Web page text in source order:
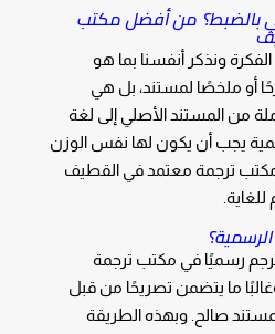
بالضبط؟ من أفضل مكتب
ونذكر أنفسنا بما هو
أو ملخصًا لمستند، بل هي
من المستند الأصلي إلى لغة
يجب أن يكون لها نفس الوزن
ترجمة معتمد في القطيف
رسميًا في مكتب ترجمة
ما يتضمن تصريحًا من قبل
صالح. وبهذه الطريقة